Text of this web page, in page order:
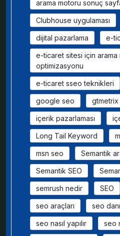
arama motoru sonuç
Clubhouse uygulaması
dijital pazarlama e-
e-ticaret sitesi için arama
optimizasyonu
e-ticaret sseo teknikleri
google seo
içerik pazarlaması
Long Tail Keyword
msn seo Semantik
Semantik SEO
semrush nedir SEO
seo araçları seo
seo nasıl yapılır seo